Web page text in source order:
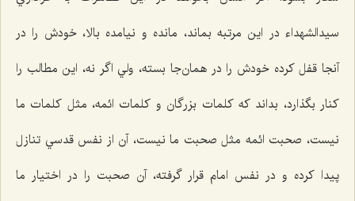
سيدالشهداء‌ در اين مرتبه بماند، مانده و نيامده بالا، خودش را در
آنجا قفل كرده خودش را در همان‌جا بسته، ولي اگر نه، اين مطالب را
كنار بگذارد، بداند که كلمات بزرگان و كلمات ائمه، مثل كلمات ما
نيست، صحبت ائمه مثل صحبت ما نيست، آن از نفس قدسي تنازل
پيدا كرده و در نفس امام قرار گرفته، آن صحبت را در اختيار ما